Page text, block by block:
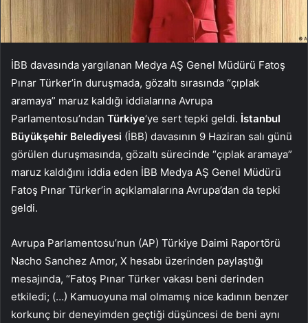
İBB davasında yargılanan Medya AŞ Genel Müdürü Fatoş
Pınar Türker’in duruşmada, gözaltı sırasında “çıplak
aramaya” maruz kaldığı iddialarına Avrupa
Parlamentosu’ndan Türkiye‘ye sert tepki geldi. İstanbul
Büyükşehir Belediyesi (İBB) davasının 9 Haziran salı günü
görülen duruşmasında, gözaltı sürecinde “çıplak aramaya”
maruz kaldığını iddia eden İBB Medya AŞ Genel Müdürü
Fatoş Pınar Türker’in açıklamalarına Avrupa’dan da tepki
geldi.
Avrupa Parlamentosu’nun (AP) Türkiye Daimi Raportörü
Nacho Sanchez Amor, X hesabı üzerinden paylaştığı
mesajında, “Fatoş Pınar Türker vakası beni derinden
etkiledi; (…) Kamuoyuna mal olmamış nice kadının benzer
korkunç bir deneyimden geçtiği düşüncesi de beni aynı